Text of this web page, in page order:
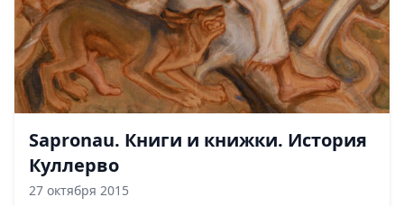
Sapronau. Книги и книжки. История
Куллерво
27 октября 2015